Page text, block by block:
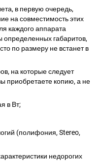
в первую очередь,
на совместимость этих
каждого аппарата
определенных габаритов,
по размеру не встанет в
на которые следует
приобретаете копию, а не
в Вт;
(полифония, Stereo,
недорогих